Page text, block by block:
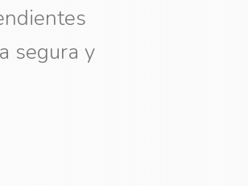
segura y